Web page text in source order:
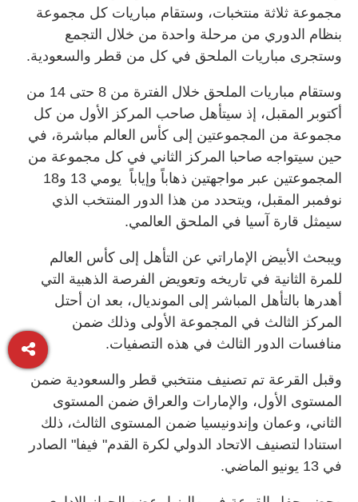
مجموعة ثلاثة منتخبات، وستقام مباريات كل مجموعة
بنظام الدوري من مرحلة واحدة من خلال التجمع
وستجرى مباريات الملحق في كل من قطر والسعودية.
وستقام مباريات الملحق خلال الفترة من 8 حتى 14 من
أكتوبر المقبل، إذ سيتأهل صاحب المركز الأول من كل
مجموعة من المجموعتين إلى كأس العالم مباشرة، في
حين سيتواجه صاحبا المركز الثاني في كل مجموعة من
المجموعتين عبر مواجهتين ذهاباً وإياباً يومي 13 و18
نوفمبر المقبل، ويتحدد من هذا الدور المنتخب الذي
سيمثل قارة آسيا في الملحق العالمي.
ويبحث الأبيض الإماراتي عن التأهل إلى كأس العالم
للمرة الثانية في تاريخه وتعويض الفرصة الذهبية التي
أهدرها بالتأهل المباشر إلى المونديال، بعد ان أحتل
المركز الثالث في المجموعة الأولى وذلك ضمن
منافسات الدور الثالث في هذه التصفيات.
وقبل القرعة تم تصنيف منتخبي قطر والسعودية ضمن
المستوى الأول، والإمارات والعراق ضمن المستوى
الثاني، وعمان وإندونيسيا ضمن المستوى الثالث، ذلك
استنادا لتصنيف الاتحاد الدولي لكرة القدم" فيفا" الصادر
في 13 يونيو الماضي.